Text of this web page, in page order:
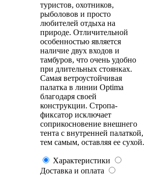
туристов, охотников,
рыболовов и просто
любителей отдыха на
природе. Отличительной
особенностью является
наличие двух входов и
тамбуров, что очень удобно
при длительных стоянках.
Самая ветроустойчивая
палатка в линии Optima
благодаря своей
конструкции. Стропа-
фиксатор исключает
соприкосновение внешнего
тента с внутренней палаткой,
тем самым, оставляя ее сухой.
Характеристики
Доставка и оплата